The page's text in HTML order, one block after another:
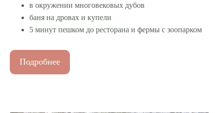
в окружении многовековых дубов
баня на дровах и купели
5 минут пешком до ресторана и фермы с зоопарком
Подробнее